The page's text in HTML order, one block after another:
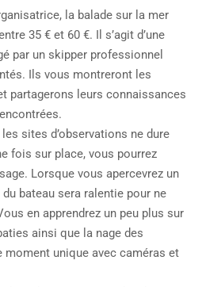
la balade sur la mer
35 € et 60 €. Il s’agit d’une
par un skipper professionnel
Ils vous montreront les
partagerons leurs connaissances
sites d’observations ne dure
fois sur place, vous pourrez
Lorsque vous apercevrez un
du bateau sera ralentie pour ne
en apprendrez un peu plus sur
ainsi que la nage des
unique avec caméras et